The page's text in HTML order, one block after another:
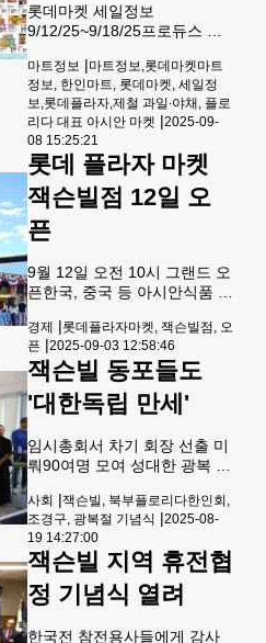
부 애틀랜틱 블러바드 9355번
지에 위치한 이 새로운 매장은
기존 베스트 바이 매장을 활기
넘치는 쇼핑
롯데마켓 세일정보
9/12/25~9/18/25프로듀스 코
9.99, 배추 BOX 9.99, 한국
고구마 BOX 16.99, 백도(대)
lb 0.99, 라고포도 pk 1.99, 파
(중) 7BN FOR 1.99, 깐마늘
JAR 14.99, 검은 자두 LB
0.99, 느타리버섯 LB 4.99, 청
경채 LB 0.99, 자색 고구마 LB
1.49, 숙주 2PK FOR 3.00, 씨
없는 청포도 PK 5.99, 그린 자
1.99, 해산물 버섯 2PK FOR
1.00, 노란양파 BA
마트정보 |마트정보,롯데마켓마트
정보, 한인마트, 롯데마켓, 세일정
보,롯데플라자,제철 과일∙야채, 플로
리다 대표 아시안 마켓 |2025-09-
08 15:25:21
롯데 플라자 마켓
잭슨빌점 12일 오
픈
9월 12일 오전 10시 그랜드 오
픈한국, 중국 등 아시안식품 전
식료품을 전문으로 하는 글로
벌 슈퍼마켓인 롯데 플라자 마
켓이 잭슨빌에 9월 12일 매장
을 오픈한다고 발표했다.올랜
도와 탬파에 이어 플로리다 세
장은 알링턴 리젠시 스퀘어 몰
에서 멀지 않은 애틀랜틱 블러
Blvd, Jacksonville, FL 32225)
에 위치한 구 베스트 바이 건물
에 입점한다.4만5,799sqf 규모
의 이 매장은 매일 오전 9시부
터
경제 |롯데플라자마켓, 잭슨빌점, 오
픈 |2025-09-03 12:58:46
잭슨빌 동포들도
'대한독립 만세'
임시총회서 차기 회장 선출 미
뤄90여명 모여 성대한 광복 경
장 조경구)는 지난 17일 잭슨
빌 사우스사이드 시니어 센터
에서 임시총회 및 광복절 80주
년 기념식을 개최했다.잭슨빌
한인동포 90명이 모인 가운데
3시부터 1부 순서는 총회를 열
사회 |잭슨빌, 북부플로리다한인회,
조경구, 광복절 기념식 |2025-08-
19 14:27:00
잭슨빌 지역 휴전협
정 기념식 열려
한국전 참전용사들에게 감사